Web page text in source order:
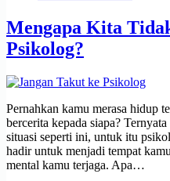
Mengapa Kita
Psikolog?
Pernahkan kamu merasa hidup
bercerita kepada siapa?
situasi seperti ini, untuk itu
hadir untuk menjadi tempat
mental kamu terjaga. Apa…